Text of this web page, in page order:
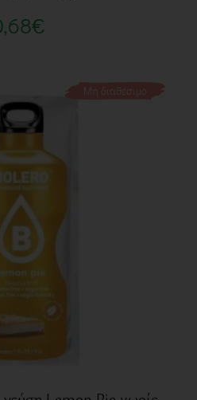
€
Μη διαθέσιμο